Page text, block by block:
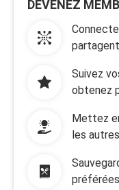
DEVENEZ
Suivez
obtenez
Mettez
les